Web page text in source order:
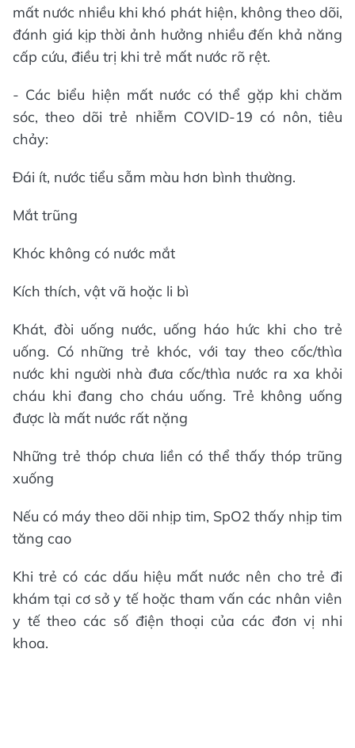
mất nước nhiều khi khó phát hiện, không theo dõi,
đánh giá kịp thời ảnh hưởng nhiều đến khả năng
cấp cứu, điều trị khi trẻ mất nước rõ rệt.
- Các biểu hiện mất nước có thể gặp khi chăm
sóc, theo dõi trẻ nhiễm COVID-19 có nôn, tiêu
chảy:
Đái ít, nước tiểu sẫm màu hơn bình thường.
Mắt trũng
Khóc không có nước mắt
Kích thích, vật vã hoặc li bì
Khát, đòi uống nước, uống háo hức khi cho trẻ
uống. Có những trẻ khóc, với tay theo cốc/thìa
nước khi người nhà đưa cốc/thìa nước ra xa khỏi
cháu khi đang cho cháu uống. Trẻ không uống
được là mất nước rất nặng
Những trẻ thóp chưa liền có thể thấy thóp trũng
xuống
Nếu có máy theo dõi nhịp tim, SpO2 thấy nhịp tim
tăng cao
Khi trẻ có các dấu hiệu mất nước nên cho trẻ đi
khám tại cơ sở y tế hoặc tham vấn các nhân viên
y tế theo các số điện thoại của các đơn vị nhi
khoa.